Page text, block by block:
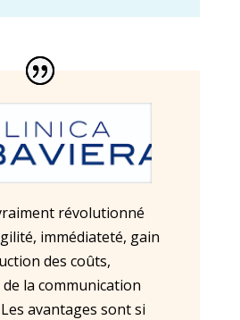
révolutionné
immédiateté, gain
des coûts,
la communication
avantages sont si